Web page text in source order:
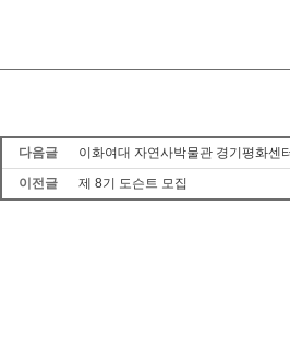
다음글
이화여대 자연사박물관 경기평화센
이전글
제 8기 도슨트 모집